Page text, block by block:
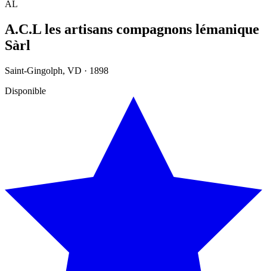
AL
A.C.L les artisans compagnons lémanique
Sàrl
Saint-Gingolph, VD · 1898
Disponible